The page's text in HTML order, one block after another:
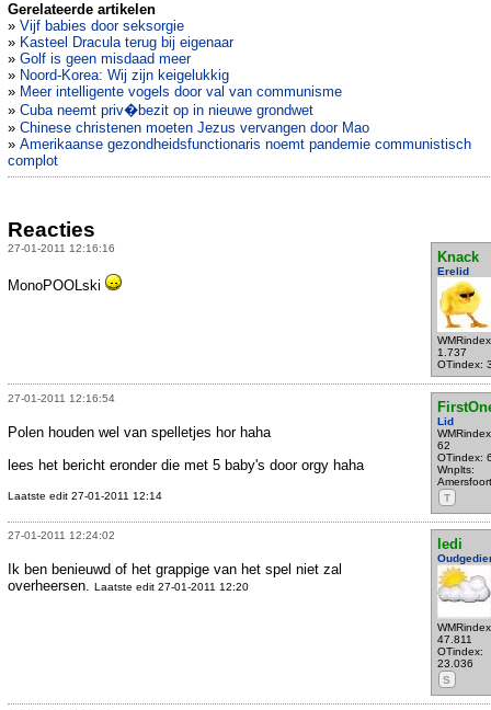
Gerelateerde artikelen
» Vijf babies door seksorgie
» Kasteel Dracula terug bij eigenaar
» Golf is geen misdaad meer
» Noord-Korea: Wij zijn keigelukkig
» Meer intelligente vogels door val van communisme
» Cuba neemt priv�bezit op in nieuwe grondwet
» Chinese christenen moeten Jezus vervangen door Mao
» Amerikaanse gezondheidsfunctionaris noemt pandemie communistisch
complot
Reacties
27-01-2011 12:16:16
Knack
Erelid
1.737
OTindex:
MonoPOOLski
27-01-2011 12:16:54
Lid
62
OTindex:
Wnplts:
Amersfoort
T
Polen houden wel van spelletjes hor haha
lees het bericht eronder die met 5 baby's door orgy haha
Laatste edit 27-01-2011 12:14
27-01-2011 12:24:02
ledi
47.811
OTindex:
23.036
S
Ik ben benieuwd of het grappige van het spel niet zal
overheersen. Laatste edit 27-01-2011 12:20